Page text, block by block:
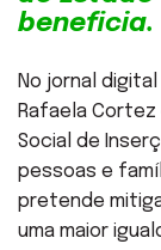
beneficia.
No jornal digital
Rafaela
Social de
pessoas e
pretende
uma maior